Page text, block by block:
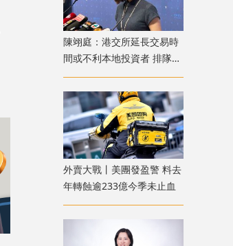
陳翊庭：港交所延長交易時
間或不利本地投資者 排隊上
市公司數量創新高
外賣大戰丨美團發盈警 料去
年轉蝕逾233億今季未止血